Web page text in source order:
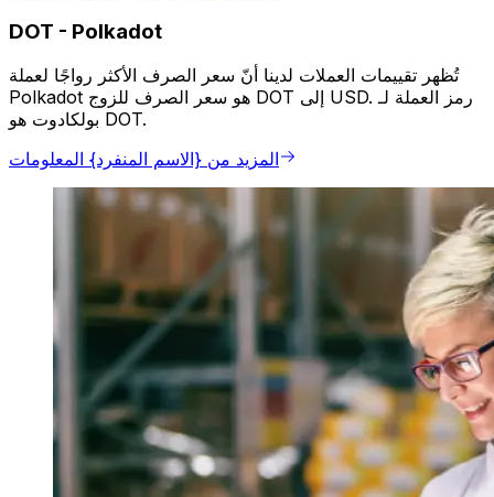
DOT - Polkadot
تُظهر تقييمات العملات لدينا أنّ سعر الصرف الأكثر رواجًا لعملة
Polkadot هو سعر الصرف للزوج DOT إلى USD. رمز العملة لـ
بولكادوت هو DOT.
المزيد من {الاسم المنفرد} المعلومات